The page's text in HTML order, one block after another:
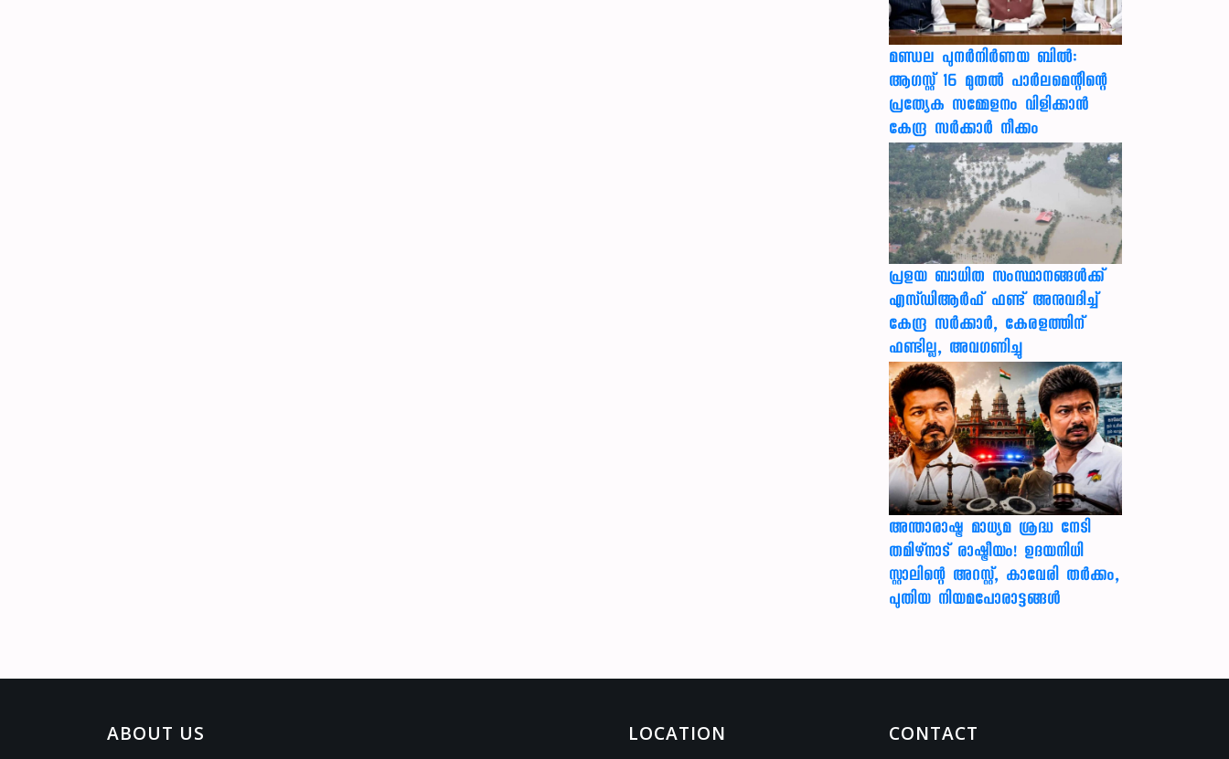
മണ്ഡല പുനർനിർണയ ബിൽ:
ആഗസ്റ്റ് 16 മുതൽ പാർലമെന്റിന്റെ
പ്രത്യേക സമ്മേളനം വിളിക്കാൻ
കേന്ദ്ര സർക്കാർ നീക്കം
പ്രളയ ബാധിത സംസ്ഥാനങ്ങൾക്ക്
എസ്ഡിആർഫ് ഫണ്ട് അനുവദിച്ച്
കേന്ദ്ര സര്‍ക്കാര്‍, കേരളത്തിന്
ഫണ്ടില്ല, അവഗണിച്ചു
അന്താരാഷ്ട്ര മാധ്യമ ശ്രദ്ധ നേടി
തമിഴ്‌നാട് രാഷ്ട്രീയം! ഉദയനിധി
സ്റ്റാലിന്റെ അറസ്റ്റ്, കാവേരി തർക്കം,
പുതിയ നിയമപോരാട്ടങ്ങൾ
ABOUT US LOCATION CONTACT